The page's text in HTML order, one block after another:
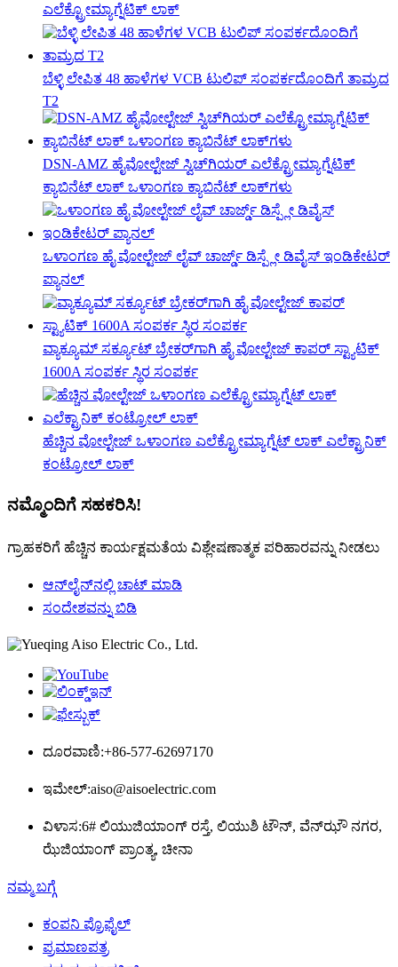
ಎಲೆಕ್ಟ್ರೋಮ್ಯಾಗ್ನೆಟಿಕ್ ಲಾಕ್
ಬೆಳ್ಳಿ ಲೇಪಿತ 48 ಹಾಳೆಗಳ VCB ಟುಲಿಪ್ ಸಂಪರ್ಕದೊಂದಿಗೆ ತಾಮ್ರದ
T2
DSN-AMZ ಹೈವೋಲ್ಟೇಜ್ ಸ್ವಿಚ್‌ಗಿಯರ್ ಎಲೆಕ್ಟ್ರೋಮ್ಯಾಗ್ನೆಟಿಕ್
ಕ್ಯಾಬಿನೆಟ್ ಲಾಕ್ ಒಳಾಂಗಣ ಕ್ಯಾಬಿನೆಟ್ ಲಾಕ್‌ಗಳು
ಒಳಾಂಗಣ ಹೈ ವೋಲ್ಟೇಜ್ ಲೈವ್ ಚಾರ್ಜ್ಡ್ ಡಿಸ್ಪ್ಲೇ ಡಿವೈಸ್ ಇಂಡಿಕೇಟರ್
ಪ್ಯಾನಲ್
ವ್ಯಾಕ್ಯೂಮ್ ಸರ್ಕ್ಯೂಟ್ ಬ್ರೇಕರ್‌ಗಾಗಿ ಹೈ ವೋಲ್ಟೇಜ್ ಕಾಪರ್ ಸ್ಟ್ಯಾಟಿಕ್
1600A ಸಂಪರ್ಕ ಸ್ಥಿರ ಸಂಪರ್ಕ
ಹೆಚ್ಚಿನ ವೋಲ್ಟೇಜ್ ಒಳಾಂಗಣ ಎಲೆಕ್ಟ್ರೋಮ್ಯಾಗ್ನೆಟ್ ಲಾಕ್ ಎಲೆಕ್ಟ್ರಾನಿಕ್
ಕಂಟ್ರೋಲ್ ಲಾಕ್
ನಮ್ಮೊಂದಿಗೆ ಸಹಕರಿಸಿ!
ಗ್ರಾಹಕರಿಗೆ ಹೆಚ್ಚಿನ ಕಾರ್ಯಕ್ಷಮತೆಯ ವಿಶ್ಲೇಷಣಾತ್ಮಕ ಪರಿಹಾರವನ್ನು ನೀಡಲು
ಆನ್‌ಲೈನ್‌ನಲ್ಲಿ ಚಾಟ್ ಮಾಡಿ
ಸಂದೇಶವನ್ನು ಬಿಡಿ
ದೂರವಾಣಿ:+86-577-62697170
ಇಮೇಲ್:aiso@aisoelectric.com
ವಿಳಾಸ:6# ಲಿಯುಜಿಯಾಂಗ್ ರಸ್ತೆ, ಲಿಯುಶಿ ಟೌನ್, ವೆನ್‌ಝೌ ನಗರ,
ಝೆಜಿಯಾಂಗ್ ಪ್ರಾಂತ್ಯ, ಚೀನಾ
ನಮ್ಮ ಬಗ್ಗೆ
ಕಂಪನಿ ಪ್ರೊಫೈಲ್
ಪ್ರಮಾಣಪತ್ರ